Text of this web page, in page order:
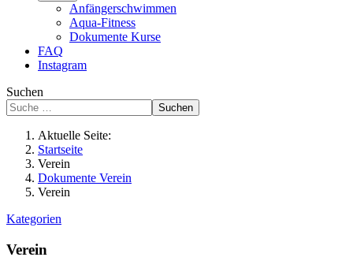
Anfängerschwimmen
Aqua-Fitness
Dokumente Kurse
FAQ
Instagram
Suchen
Suchen
Aktuelle Seite:
Startseite
Verein
Dokumente Verein
Verein
Kategorien
Verein